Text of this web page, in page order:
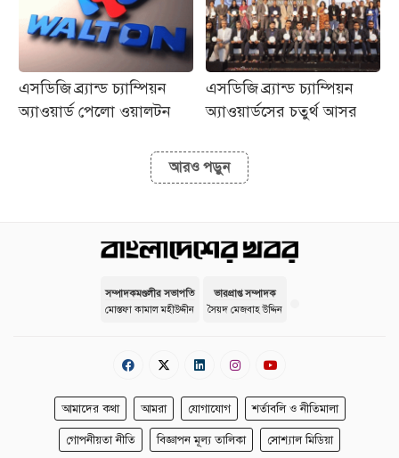
এসডিজি ব্র্যান্ড চ্যাম্পিয়ন
অ্যাওয়ার্ড পেলো ওয়ালটন
এসডিজি ব্র্যান্ড চ্যাম্পিয়ন
অ্যাওয়ার্ডসের চতুর্থ আসর
আরও পড়ুন
সম্পাদকমণ্ডলীর সভাপতি
মোস্তফা কামাল মহীউদ্দীন
ভারপ্রাপ্ত সম্পাদক
সৈয়দ মেজবাহ উদ্দিন
আমাদের কথা আমরা যোগাযোগ শর্তাবলি ও নীতিমালা
গোপনীয়তা নীতি বিজ্ঞাপন মূল্য তালিকা সোশ্যাল মিডিয়া